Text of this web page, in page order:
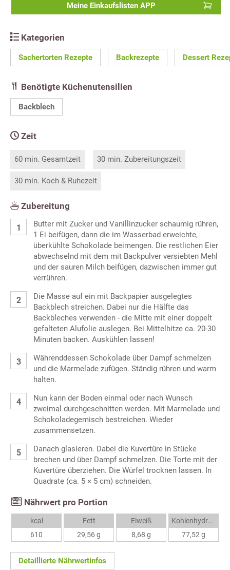
Meine Einkaufslisten APP
Kategorien
Sachertorten Rezepte Backrezepte Dessert
Benötigte Küchenutensilien
Backblech
Zeit
60 min. Gesamtzeit 30 min. Zubereitungszeit
30 min. Koch & Ruhezeit
Zubereitung
Butter mit Zucker und Vanillinzucker schaumig rühren,
1 Ei beifügen, dann die im Wasserbad erweichte,
überkühlte Schokolade beimengen. Die restlichen Eier
abwechselnd mit dem mit Backpulver versiebten Mehl
und der sauren Milch beifügen, dazwischen immer gut
verrühren.
Die Masse auf ein mit Backpapier ausgelegtes
Backblech streichen. Dabei nur die Hälfte das
Backbleches verwenden - die Mitte mit einer doppelt
gefalteten Alufolie auslegen. Bei Mittelhitze ca. 20-30
Minuten backen. Auskühlen lassen!
Währenddessen Schokolade über Dampf schmelzen
und die Marmelade zufügen. Ständig rühren und warm
halten.
Nun kann der Boden einmal oder nach Wunsch
zweimal durchgeschnitten werden. Mit Marmelade und
Schokoladegemisch bestreichen. Wieder
zusammensetzen.
Danach glasieren. Dabei die Kuvertüre in Stücke
brechen und über Dampf schmelzen. Die Torte mit der
Kuvertüre überziehen. Die Würfel trocknen lassen. In
Quadrate (ca. 5 × 5 cm) schneiden.
Nährwert pro Portion
kcal
610
Fett
29,56 g
Eiweiß
8,68 g
Kohlenhydrate
77,52 g
Detaillierte Nährwertinfos